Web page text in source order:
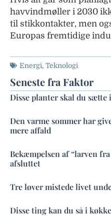
havvindmøller i 2030
til stikkontakter, men
Europas fremtidige
Energi, Teknologi
Seneste fra Faktor
Disse planter skal du sætte
Den varme sommer har
mere affald
Bekæmpelsen af “larven
afsluttet
Tre løver mistede livet
Disse ting kan du så i